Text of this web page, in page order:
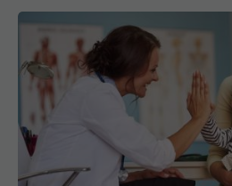
Diagnosticele de autism la
pandemia de COVID-19